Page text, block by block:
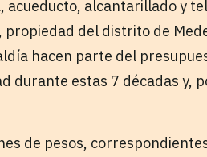
alcantarillado y
del distrito de
hacen parte del
durante estas 7 décadas y,
de pesos,